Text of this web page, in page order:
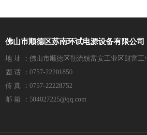
佛山市顺德区苏南环试电源设备有限公司
地 址 ：佛山市顺德区勒流镇富安工业区财富工
固 话 ：0757-22201850
传 真 ：0757-22228752
邮 箱 ：504027225@qq.com